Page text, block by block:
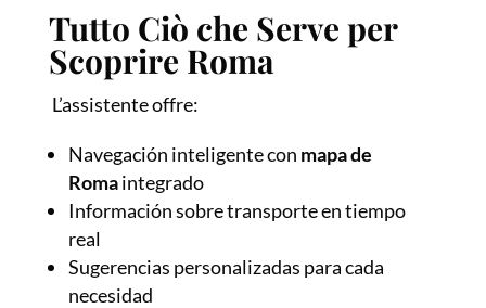
Tutto Ciò che Serve per
Scoprire Roma
L’assistente offre:
Navegación inteligente con mapa de
Romaintegrado
Información sobre transporte en tiempo
real
Sugerencias personalizadas para cada
necesidad